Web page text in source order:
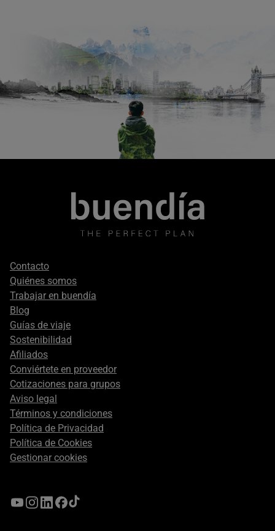
Footer
secondary
Contacto
Quiénes somos
Trabajar en buendía
Blog
Guías de viaje
Sostenibilidad
Afiliados
Conviértete en proveedor
Cotizaciones para grupos
Aviso legal
Términos y condiciones
Política de Privacidad
Política de Cookies
Gestionar cookies